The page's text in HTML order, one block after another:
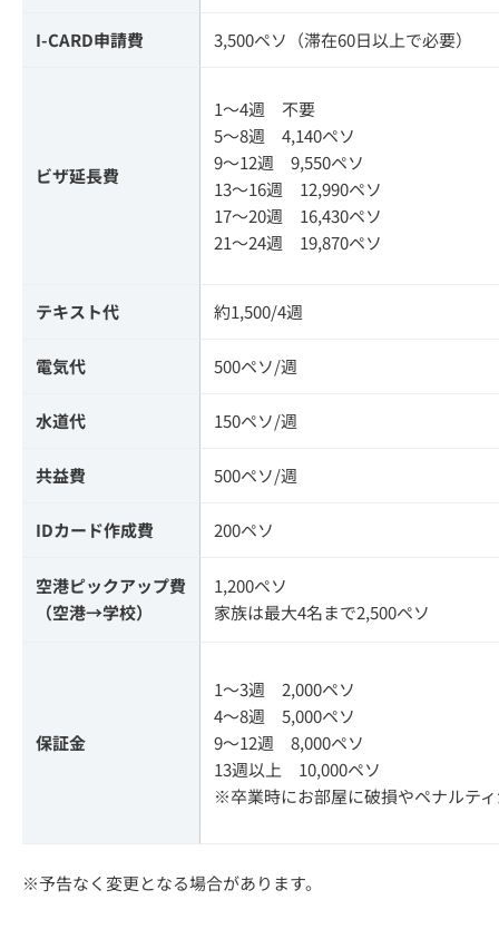
I-CARD申請費 3,500ペソ（滞在60日以上で必要）
ビザ延長費
1～4週 不要
5～8週 4,140ペソ
9～12週 9,550ペソ
13～16週 12,990ペソ
17～20週 16,430ペソ
21～24週 19,870ペソ
テキスト代 約1,500/4週
電気代 500ペソ/週
水道代 150ペソ/週
共益費 500ペソ/週
IDカード作成費 200ペソ
空港ピックアップ費
（空港→学校）
1,200ペソ
家族は最大4名まで2,500ペソ
保証金
1〜3週 2,000ペソ
4～8週 5,000ペソ
9～12週 8,000ペソ
13週以上 10,000ペソ
※卒業時にお部屋に破損やペナルテ
※予告なく変更となる場合があります。